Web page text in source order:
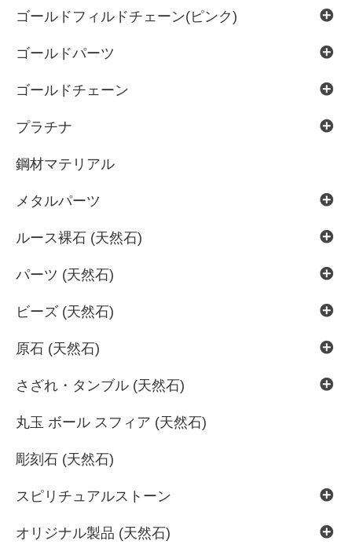
ゴールドフィルドチェーン(ピンク)
ゴールドパーツ
ゴールドチェーン
プラチナ
鋼材マテリアル
メタルパーツ
ルース裸石 (天然石)
パーツ (天然石)
ビーズ (天然石)
原石 (天然石)
さざれ・タンブル (天然石)
丸玉 ボール スフィア (天然石)
彫刻石 (天然石)
スピリチュアルストーン
オリジナル製品 (天然石)